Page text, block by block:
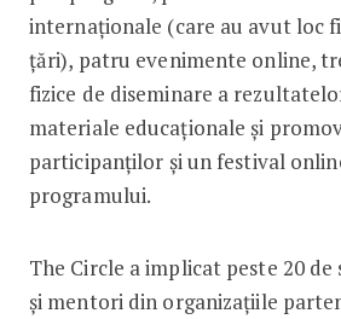
internaționale (care au avut loc
țări), patru evenimente online,
fizice de diseminare a
materiale educaționale și
participanților și un festival
programului.
The Circle a implicat peste 20
și mentori din organizațiile